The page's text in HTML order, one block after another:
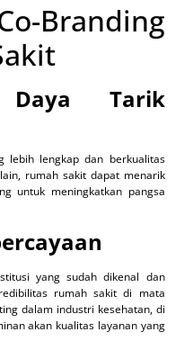
Branding
Daya Tarik
lebih lengkap dan berkualitas
rumah sakit dapat menarik
untuk meningkatkan pangsa
yang sudah dikenal dan
rumah sakit di mata
dalam industri kesehatan, di
akan kualitas layanan yang